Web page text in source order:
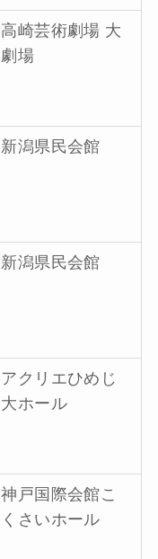
高崎芸術劇場 大
劇場
新潟県民会館
新潟県民会館
アクリエひめじ
大ホール
神戸国際会館こ
くさいホール